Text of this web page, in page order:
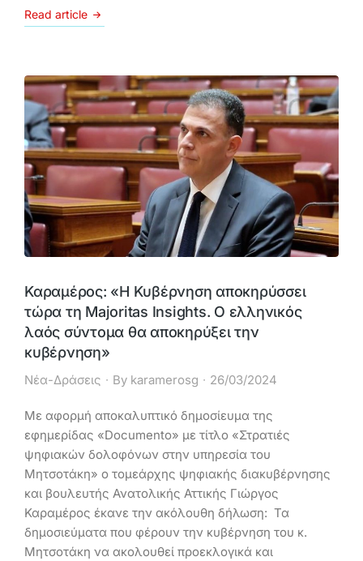
Read article
Καραμέρος: «Η Κυβέρνηση αποκηρύσσει
τώρα τη Majoritas Insights. Ο ελληνικός
λαός σύντομα θα αποκηρύξει την
κυβέρνηση»
Νέα-Δράσεις By karamerosg 26/03/2024
Με αφορμή αποκαλυπτικό δημοσίευμα της
εφημερίδας «Documento» με τίτλο «Στρατιές
ψηφιακών δολοφόνων στην υπηρεσία του
Μητσοτάκη» ο τομεάρχης ψηφιακής διακυβέρνησης
και βουλευτής Ανατολικής Αττικής Γιώργος
Καραμέρος έκανε την ακόλουθη δήλωση: Τα
δημοσιεύματα που φέρουν την κυβέρνηση του κ.
Μητσοτάκη να ακολουθεί προεκλογικά και